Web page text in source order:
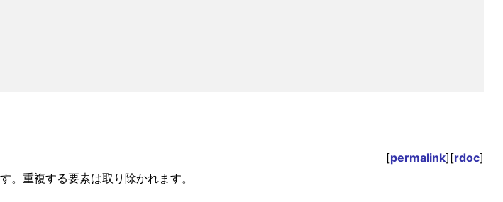
[permalink][rdoc]
重複する要素は取り除かれます。